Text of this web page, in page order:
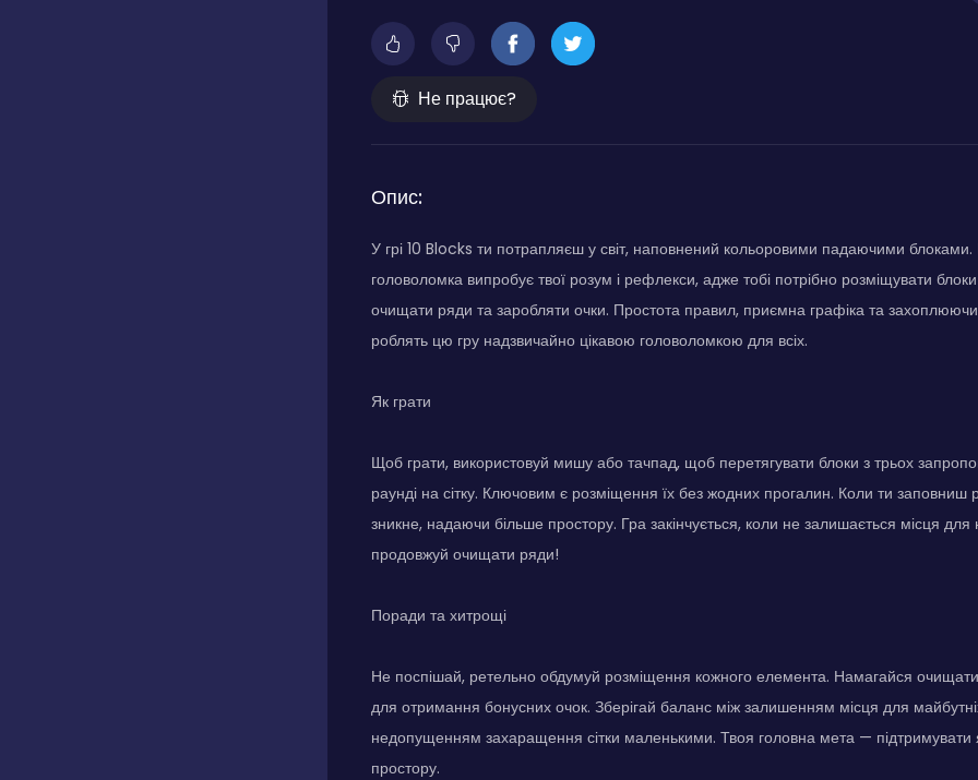
Не працює?
Опис:
У грі 10 Blocks ти потрапляєш у світ, наповнений кольоровими падаючими
головоломка випробує твої розум і рефлекси, адже тобі потрібно розміщувати
очищати ряди та заробляти очки. Простота правил, приємна графіка та
роблять цю гру надзвичайно цікавою головоломкою для всіх.
Як грати
Щоб грати, використовуй мишу або тачпад, щоб перетягувати блоки з трьох
раунді на сітку. Ключовим є розміщення їх без жодних прогалин. Коли ти заповниш
зникне, надаючи більше простору. Гра закінчується, коли не залишається місця для
продовжуй очищати ряди!
Поради та хитрощі
Не поспішай, ретельно обдумуй розміщення кожного елемента. Намагайся очищати
для отримання бонусних очок. Зберігай баланс між залишенням місця для
недопущенням захаращення сітки маленькими. Твоя головна мета — підтримувати
простору.